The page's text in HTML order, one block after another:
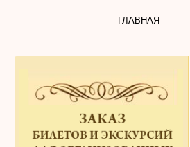
ГЛАВНАЯ